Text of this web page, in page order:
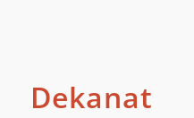
Dekanat